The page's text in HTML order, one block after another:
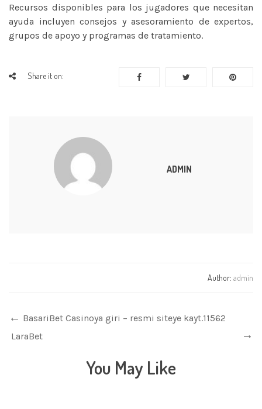
Recursos disponibles para los jugadores que necesitan
ayuda incluyen consejos y asesoramiento de expertos,
grupos de apoyo y programas de tratamiento.
Share it on:
ADMIN
Author: admin
BasariBet Casinoya giri – resmi siteye kayt.11562
LaraBet
You May Like